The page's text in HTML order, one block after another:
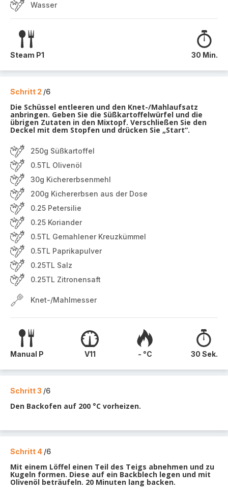
Wasser
Steam P1 30 Min.
Schritt 2 /6
Die Schüssel entleeren und den Knet-/Mahlaufsatz
anbringen. Geben Sie die Süßkartoffelwürfel und die
übrigen Zutaten in den Mixtopf. Verschließen Sie den
Deckel mit dem Stopfen und drücken Sie „Start“.
250g Süßkartoffel
0.5TL Olivenöl
30g Kichererbsenmehl
200g Kichererbsen aus der Dose
0.25 Petersilie
0.25 Koriander
0.5TL Gemahlener Kreuzkümmel
0.5TL Paprikapulver
0.25TL Salz
0.25TL Zitronensaft
Knet-/Mahlmesser
Manual P V11 - °C 30 Sek.
Schritt 3 /6
Den Backofen auf 200 °C vorheizen.
Schritt 4 /6
Mit einem Löffel einen Teil des Teigs abnehmen und zu
Kugeln formen. Diese auf ein Backblech legen und mit
Olivenöl beträufeln. 20 Minuten lang backen.